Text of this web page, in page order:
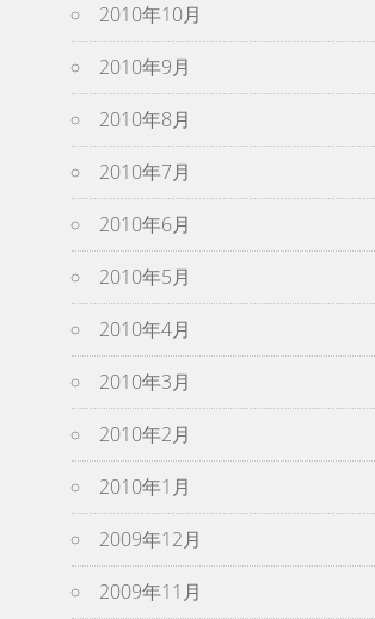
2010年10月
2010年9月
2010年8月
2010年7月
2010年6月
2010年5月
2010年4月
2010年3月
2010年2月
2010年1月
2009年12月
2009年11月